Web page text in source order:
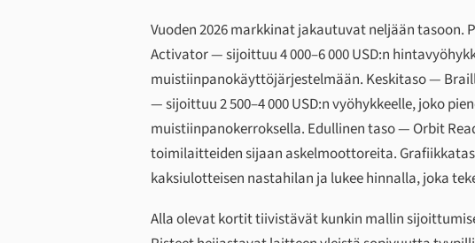
Vuoden 2026 markkinat jakautuvat neljään tasoon.
Activator — sijoittuu 4 000–6 000 USD:n
muistiinpanokäyttöjärjestelmään. Keskitaso —
— sijoittuu 2 500–4 000 USD:n vyöhykkeelle, joko
muistiinpanokerroksella. Edullinen taso — Orbit
toimilaitteiden sijaan askelmoottoreita.
kaksiulotteisen nastahilan ja lukee hinnalla, joka
Alla olevat kortit tiivistävät kunkin mallin